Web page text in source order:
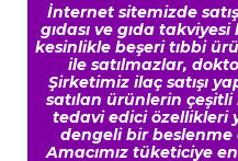
İnternet sitemizde
gıdası ve gıda
kesinlikle beşeri tıbbi
ile satılmazlar,
Şirketimiz ilaç satışı
satılan ürünlerin çeşitli
tedavi edici özellikleri
dengeli bir beslenme
Amacımız tüketiciye